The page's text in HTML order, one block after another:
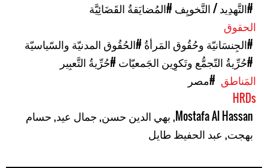
#التَّهدِيد / التَّخويِف #المُضايَقةُ القَضَائِيَّة
الحقوق
#الجِنسَانيّة وحُقُوق المَرأةُ #الحُقُوق المدنيّة والسّياسيّة
#حُرِّيةُ التّجمُّع وتَكوِين الجَمعيّات #حُرِّيةُ التَّعبِير
المَناطق #مصر
HRDs
Mostafa Al Hassan
,بهي الدين حسن,جمال عيد,حسام
بهجت, عبد الحفيظ طايل